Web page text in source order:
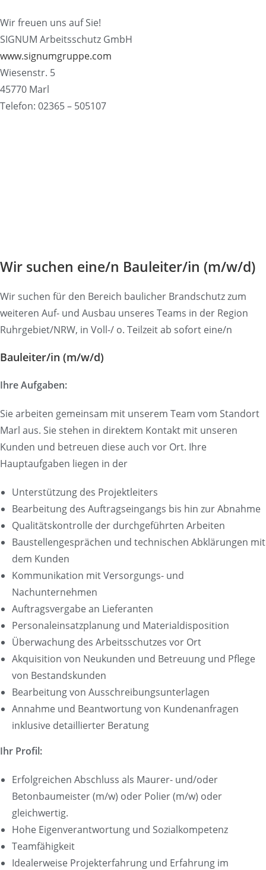
Wir freuen uns auf Sie!
SIGNUM Arbeitsschutz GmbH
www.signumgruppe.com
Wiesenstr. 5
45770 Marl
Telefon: 02365 – 505107
Wir suchen eine/n Bauleiter/in (m/w/d)
Wir suchen für den Bereich baulicher Brandschutz zum
weiteren Auf- und Ausbau unseres Teams in der Region
Ruhrgebiet/NRW, in Voll-/ o. Teilzeit ab sofort eine/n
Bauleiter/in (m/w/d)
Ihre Aufgaben:
Sie arbeiten gemeinsam mit unserem Team vom Standort
Marl aus. Sie stehen in direktem Kontakt mit unseren
Kunden und betreuen diese auch vor Ort. Ihre
Hauptaufgaben liegen in der
Unterstützung des Projektleiters
Bearbeitung des Auftragseingangs bis hin zur Abnahme
Qualitätskontrolle der durchgeführten Arbeiten
Baustellengesprächen und technischen Abklärungen mit
dem Kunden
Kommunikation mit Versorgungs- und
Nachunternehmen
Auftragsvergabe an Lieferanten
Personaleinsatzplanung und Materialdisposition
Überwachung des Arbeitsschutzes vor Ort
Akquisition von Neukunden und Betreuung und Pflege
von Bestandskunden
Bearbeitung von Ausschreibungsunterlagen
Annahme und Beantwortung von Kundenanfragen
inklusive detaillierter Beratung
Ihr Profil:
Erfolgreichen Abschluss als Maurer- und/oder
Betonbaumeister (m/w) oder Polier (m/w) oder
gleichwertig.
Hohe Eigenverantwortung und Sozialkompetenz
Teamfähigkeit
Idealerweise Projekterfahrung und Erfahrung im